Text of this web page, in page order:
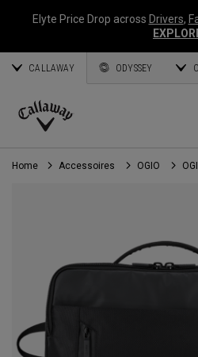
Elyte Price Drop across Drivers,
CALLAWAY ODYSSEY
Callaway
Golf
Home Accessoires OGIO